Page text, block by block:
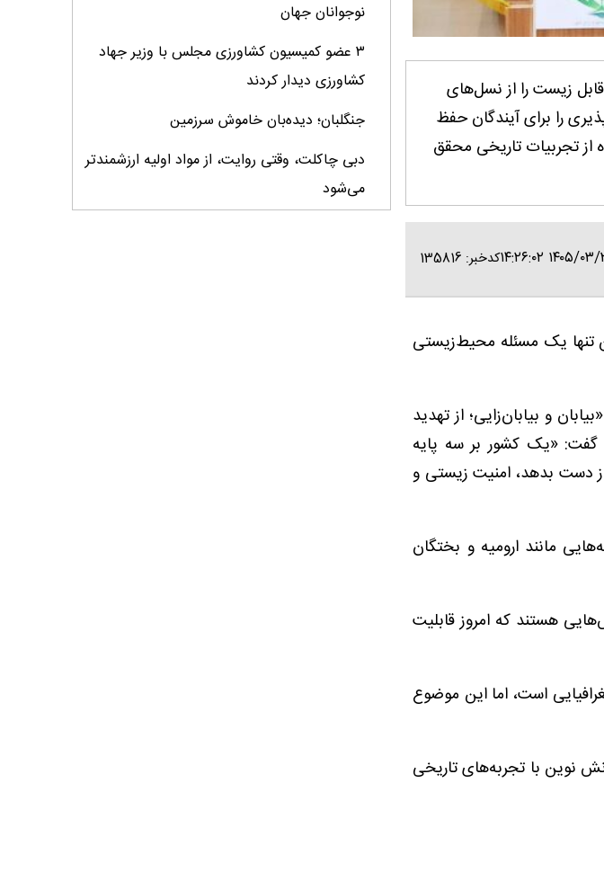
زیست را از نسل‌های
را برای آیندگان حفظ
از تجربیات تاریخی محقق
۰۳/۳۰ ۱۴:۲۶:۰۲ کدخبر: 135816
تنها یک مسئله محیط‌زیستی
و بیابان‌زایی؛ از تهدید
گفت: «یک کشور بر سه پایه
دست بدهد، امنیت زیستی و
مانند ارومیه و بختگان
هستند که امروز قابلیت
است، اما این موضوع
نوین با تجربه‌های تاریخی
نوجوانان جهان
۳ عضو کمیسیون کشاورزی مجلس با وزیر جهاد
کشاورزی دیدار کردند
جنگلبان؛ دیده‌بان خاموش سرزمین
دبی چاکلت، وقتی روایت، از مواد اولیه ارزشمندتر
می‌شود